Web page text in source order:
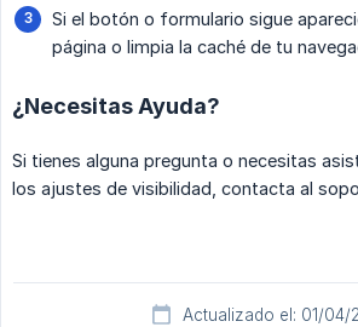
Si el botón o formulario sigue
página o limpia la caché de tu
¿Necesitas Ayuda?
Si tienes alguna pregunta o necesitas
los ajustes de visibilidad, contacta al
Actualizado el: 01/04/